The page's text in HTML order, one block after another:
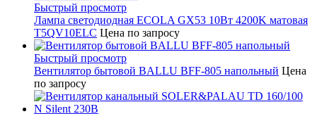
Быстрый просмотр
Лампа светодиодная ECOLA GX53 10Вт 4200K матовая
T5QV10ELC Цена по запросу
Быстрый просмотр
Вентилятор бытовой BALLU BFF-805 напольный Цена
по запросу